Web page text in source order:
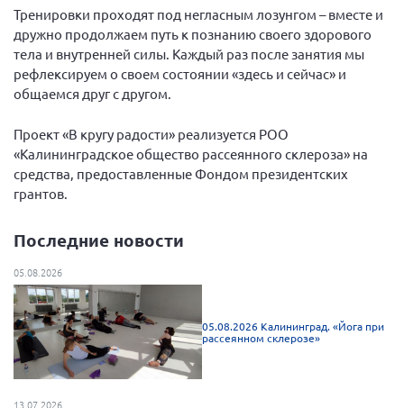
Конференция ОООИБРС 2022
Конференция ОООИБРС 2021
Конференция ВСЭ 2021
Конференция ОООИБРС 2020
Документы съездов
Первый съезд
Второй съезд
Четвертый съезд
Пятый съезд
Шестой съезд
ОФ «Фонд содействия больным рассеянным
склерозом»
Новости: Казахстан
Тренировки проходят под негласным лозунгом – вместе и
дружно продолжаем путь к познанию своего здорового
тела и внутренней силы. Каждый раз после занятия мы
рефлексируем о своем состоянии «здесь и сейчас» и
общаемся друг с другом.
Проект «В кругу радости» реализуется РОО
«Калининградское общество рассеянного склероза» на
средства, предоставленные Фондом президентских
грантов.
Последние новости
05.08.2026
05.08.2026 Калининград. «Йога при
рассеянном склерозе»
13.07.2026